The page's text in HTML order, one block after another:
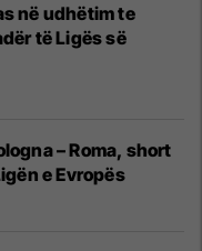
në udhëtim te
të Ligës së
– Roma, short
e Evropës